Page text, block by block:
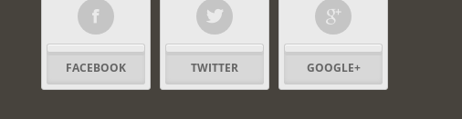
FACEBOOK TWITTER GOOGLE+